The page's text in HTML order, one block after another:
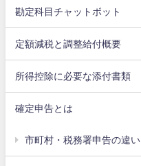
勘定科目チャットボット
定額減税と調整給付概要
所得控除に必要な添付書類
確定申告とは
市町村・税務署申告の違い